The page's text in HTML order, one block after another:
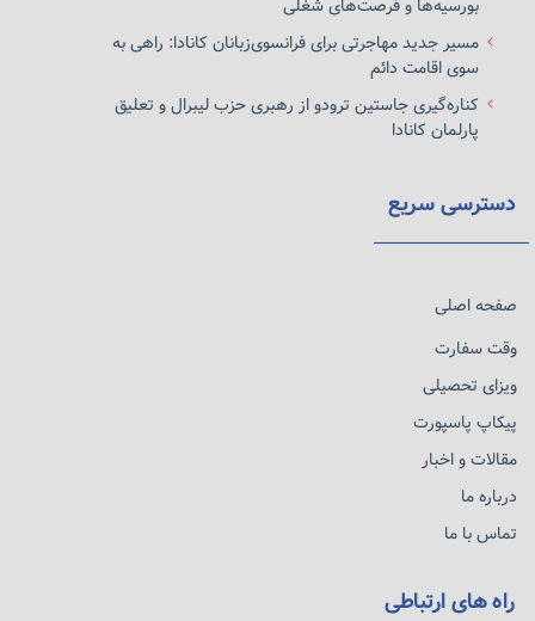
بورسیه‌ها و فرصت‌های شغلی
مسیر جدید مهاجرتی برای فرانسوی‌زبانان کانادا: راهی به
سوی اقامت دائم
کناره‌گیری جاستین ترودو از رهبری حزب لیبرال و تعلیق
پارلمان کانادا
دسترسی سریع
صفحه اصلی
وقت سفارت
ویزای تحصیلی
پیکاپ پاسپورت
مقالات و اخبار
درباره ما
تماس با ما
راه های ارتباطی